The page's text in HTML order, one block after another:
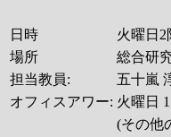
日時
火曜日2
場所
総合研
担当教員:
五十嵐
オフィスアワー: 火曜日
(その他